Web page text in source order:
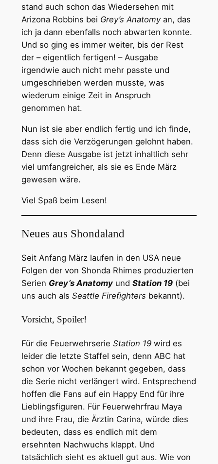
stand auch schon das Wiedersehen mit
Arizona Robbins bei Grey’s Anatomy an, das
ich ja dann ebenfalls noch abwarten konnte.
Und so ging es immer weiter, bis der Rest
der – eigentlich fertigen! – Ausgabe
irgendwie auch nicht mehr passte und
umgeschrieben werden musste, was
wiederum einige Zeit in Anspruch
genommen hat.
Nun ist sie aber endlich fertig und ich finde,
dass sich die Verzögerungen gelohnt haben.
Denn diese Ausgabe ist jetzt inhaltlich sehr
viel umfangreicher, als sie es Ende März
gewesen wäre.
Viel Spaß beim Lesen!
Neues aus Shondaland
Seit Anfang März laufen in den USA neue
Folgen der von Shonda Rhimes produzierten
Serien Grey’s Anatomyund Station 19(bei
uns auch als Seattle Firefighters bekannt).
Vorsicht, Spoiler!
Für die Feuerwehrserie Station 19 wird es
leider die letzte Staffel sein, denn ABC hat
schon vor Wochen bekannt gegeben, dass
die Serie nicht verlängert wird. Entsprechend
hoffen die Fans auf ein Happy End für ihre
Lieblingsfiguren. Für Feuerwehrfrau Maya
und ihre Frau, die Ärztin Carina, würde dies
bedeuten, dass es endlich mit dem
ersehnten Nachwuchs klappt. Und
tatsächlich sieht es aktuell gut aus. Wie von